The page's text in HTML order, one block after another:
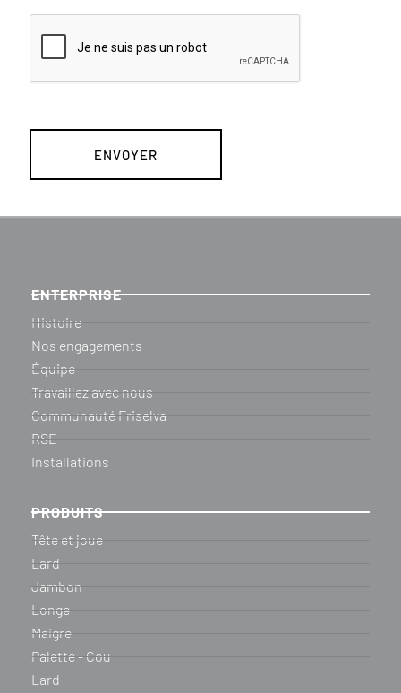
ENTERPRISE
Histoire
Nos engagements
Équipe
Travaillez avec nous
Communauté Friselva
RSE
Installations
PRODUITS
Tête et joue
Lard
Jambon
Longe
Maigre
Palette - Cou
Lard